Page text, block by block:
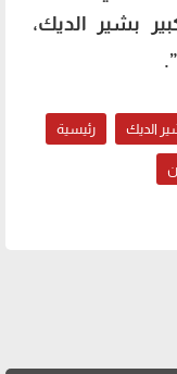
بشير الديك،
الديك رئيسية